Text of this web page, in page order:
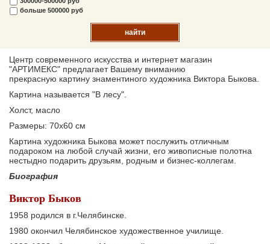
больше 500000 руб
найти
Центр современного искусства и интернет магазин
"АРТИМЕКС" предлагает Вашему вниманию
прекрасную картину знаментиного художника Виктора Быкова.
Картина называется "В лесу".
Холст, масло
Размеры: 70х60 см
Картина художника Быкова может послужить отличным
подароком на любой случай жизни, его живописные полотна
нестыдно подарить друзьям, родным и бизнес-коллегам.
Биография
Виктор Быков
1958 родился в г.Челябинске.
1980 окончил Челябинское художественное училище.